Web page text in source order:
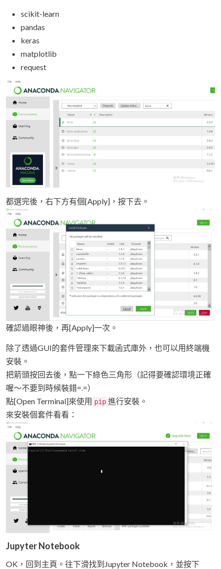
scikit-learn
pandas
keras
matplotlib
request
都選完後，右下方有個[Apply]，按下去。
確認過眼神後，再[Apply]一次。
除了透過GUI的套件管理來下載函式庫外，也可以用終端機
安裝。
把箭頭按回去後，點一下綠色三角形（記得要確認環境正確
喔～不要到時候裝錯=.=）
點[Open Terminal]來使用 pip 進行安裝。
來安裝個套件看看：
Jupyter Notebook
OK，回到主頁。往下滑找到Jupyter Notebook，並按下